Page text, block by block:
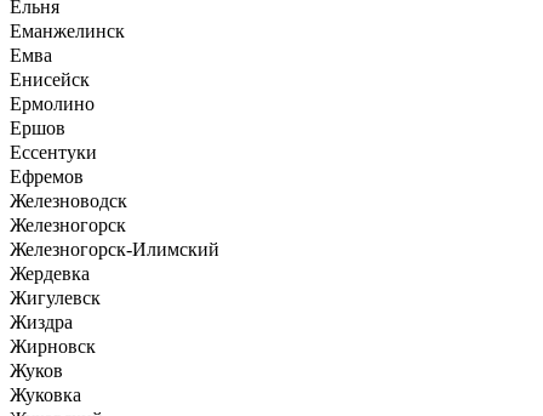
Ельня
Еманжелинск
Емва
Енисейск
Ермолино
Ершов
Ессентуки
Ефремов
Железноводск
Железногорск
Железногорск-Илимский
Жердевка
Жигулевск
Жиздра
Жирновск
Жуков
Жуковка